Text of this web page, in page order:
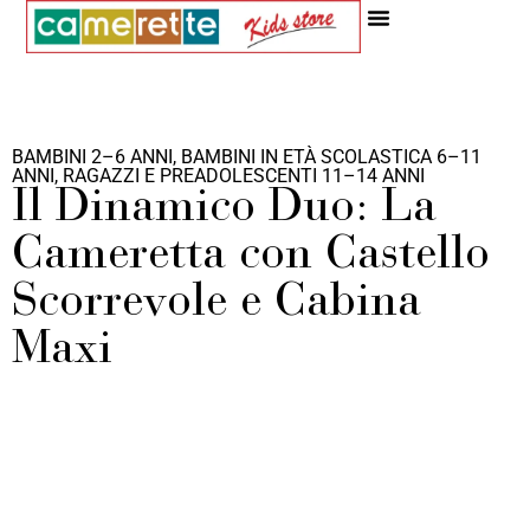
BAMBINI 2–6 ANNI, BAMBINI IN ETÀ SCOLASTICA 6–11
ANNI, RAGAZZI E PREADOLESCENTI 11–14 ANNI
Il Dinamico Duo: La
Cameretta con Castello
Scorrevole e Cabina
Maxi